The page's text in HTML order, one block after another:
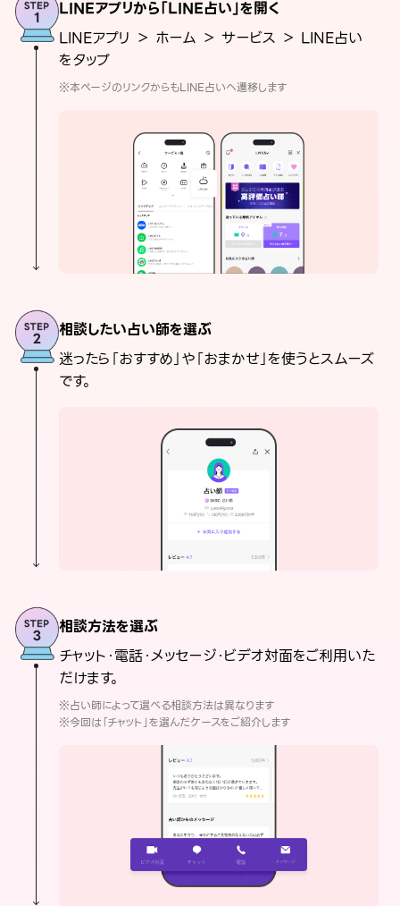
LINEアプリから「LINE占い」を開く
LINEアプリ ＞ ホーム ＞ サービス ＞ LINE占い
をタップ
※本ページのリンクからもLINE占いへ遷移します
相談したい占い師を選ぶ
迷ったら「おすすめ」や「おまかせ」を使うとスムーズ
です。
相談方法を選ぶ
チャット・電話・メッセージ・ビデオ対面をご利用いた
だけます。
※占い師によって選べる相談方法は異なります
※今回は「チャット」を選んだケースをご紹介します